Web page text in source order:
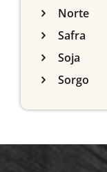
Norte
Safra
Soja
Sorgo